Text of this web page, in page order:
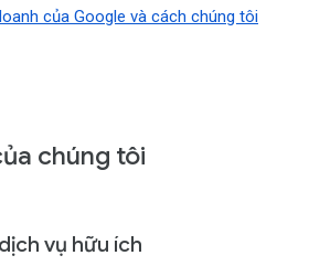
của Google và cách chúng tôi
chúng tôi
vụ hữu ích